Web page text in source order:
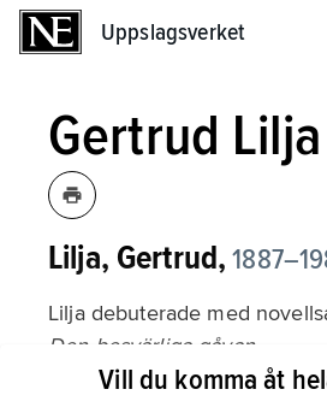
Uppslagsverket
Gertrud Lilja
Lilja, Gertrud,
Lilja debuterade med
Den besvärliga gåvan
(1924), som uppskattats för
Vill du komma åt